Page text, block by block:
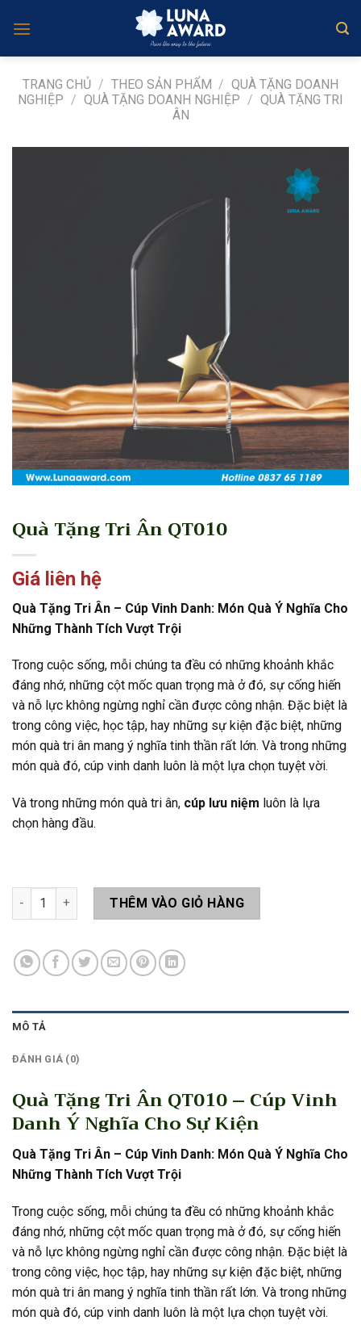
TRANG CHỦ / THEO SẢN PHẨM / QUÀ TẶNG DOANH
NGHIỆP / QUÀ TẶNG DOANH NGHIỆP / QUÀ TẶNG TRI
ÂN
Quà Tặng Tri Ân QT010
Giá liên hệ
Quà Tặng Tri Ân – Cúp Vinh Danh: Món Quà Ý Nghĩa Cho
Những Thành Tích Vượt Trội
Trong cuộc sống, mỗi chúng ta đều có những khoảnh khắc
đáng nhớ, những cột mốc quan trọng mà ở đó, sự cống hiến
và nỗ lực không ngừng nghỉ cần được công nhận. Đặc biệt là
trong công việc, học tập, hay những sự kiện đặc biệt, những
món quà tri ân mang ý nghĩa tinh thần rất lớn. Và trong những
món quà đó, cúp vinh danh luôn là một lựa chọn tuyệt vời.
Và trong những món quà tri ân, cúp lưu niệm luôn là lựa
chọn hàng đầu.
Quà Tặng Tri Ân QT010 số lượng
THÊM VÀO GIỎ HÀNG
MÔ TẢ
ĐÁNH GIÁ (0)
Quà Tặng Tri Ân QT010 – Cúp Vinh
Danh Ý Nghĩa Cho Sự Kiện
Quà Tặng Tri Ân – Cúp Vinh Danh: Món Quà Ý Nghĩa Cho
Những Thành Tích Vượt Trội
Trong cuộc sống, mỗi chúng ta đều có những khoảnh khắc
đáng nhớ, những cột mốc quan trọng mà ở đó, sự cống hiến
và nỗ lực không ngừng nghỉ cần được công nhận. Đặc biệt là
trong công việc, học tập, hay những sự kiện đặc biệt, những
món quà tri ân mang ý nghĩa tinh thần rất lớn. Và trong những
món quà đó, cúp vinh danh luôn là một lựa chọn tuyệt vời.